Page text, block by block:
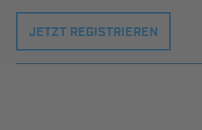
JETZT REGISTRIEREN